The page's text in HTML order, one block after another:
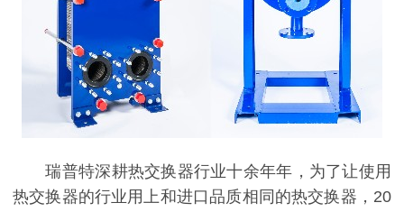
瑞普特深耕热交换器行业十余年年，为了让使用
热交换器的行业用上和进口品质相同的热交换器，20